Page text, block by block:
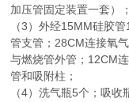
加压管固定装置一套）；
（3）外经15MM硅胶
管支管；28CM连接氧
与燃烧管外管；12CM
管和吸附柱；
（4）洗气瓶5个；吸